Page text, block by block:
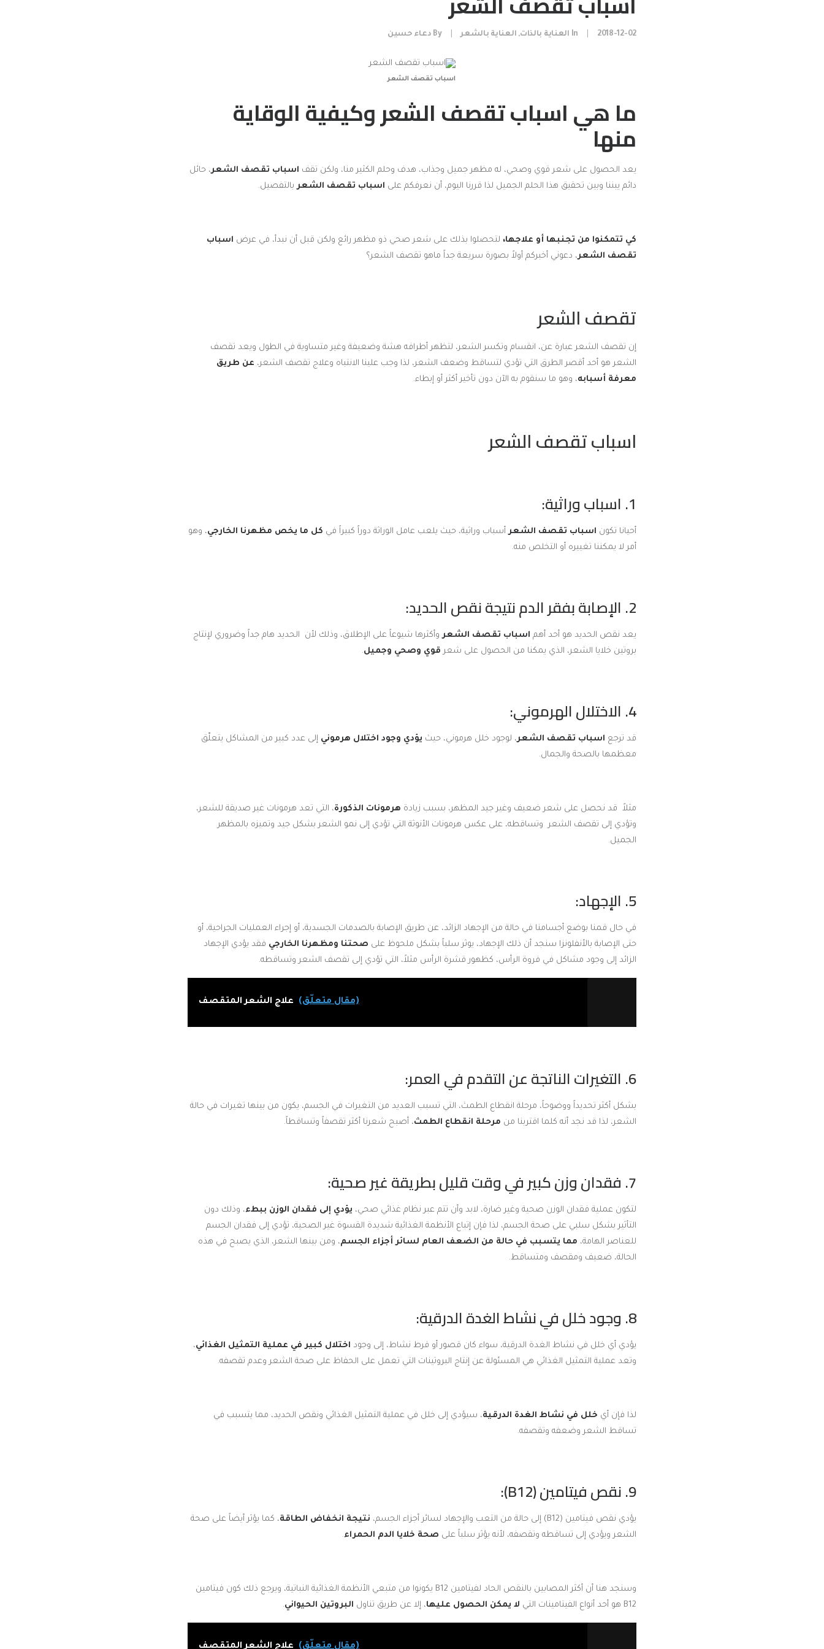
2018-12-02
In العناية بالذات, العناية بالشعر By دعاء حسين
اسباب تقصف الشعر
ما هي اسباب تقصف الشعر وكيفية الوقاية
منها
يعد الحصول على شعر قوي وصحي، له مظهر جميل وجذاب، هدف وحلم الكثير منا، ولكن تقف اسباب تقصف الشعر، حائل
دائم يبننا وبين تحقيق هذا الحلم الجميل لذا قررنا اليوم، أن نعرفكم على اسباب تقصف الشعربالتفصيل.
كي تتمكنوا من تجنبها أو علاجها، لتحصلوا بذلك على شعر صحي ذو مظهر رائع ولكن قبل أن نبدأ، في عرض اسباب
تقصف الشعر، دعوني أخبركم أولاً بصورة سريعة جداً ماهو تقصف الشعر؟
تقصف الشعر
إن تقصف الشعر عبارة عن، انقسام وتكسر الشعر، لتظهر أطرافه هشة وضعيفة وغير متساوية في الطول ويعد تقصف
الشعر هو أحد أقصر الطرق التي تؤدي لتساقط وضعف الشعر، لذا وجب علينا الانتباه وعلاج تقصف الشعر، عن طريق
معرفة أسبابه، وهو ما سنقوم به الآن دون تأخير أكثر أو إبطاء.
اسباب تقصف الشعر
1. اسباب وراثية:
أحيانا تكون اسباب تقصف الشعرأسباب وراثية، حيث يلعب عامل الوراثة دوراً كبيراً في كل ما يخص مظهرنا الخارجي، وهو
أمر لا يمكننا تغييره أو التخلص منه.
2. الإصابة بفقر الدم نتيجة نقص الحديد:
يعد نقص الحديد هو أحد أهم اسباب تقصف الشعروأكثرها شيوعاً على الإطلاق، وذلك لأن الحديد هام جداً وضروري لإنتاج
بروتين خلايا الشعر، الذي يمكنا من الحصول على شعر قوي وصحي وجميل.
4. الاختلال الهرموني:
قد ترجع اسباب تقصف الشعر، لوجود خلل هرموني، حيث يؤدي وجود اختلال هرموني إلى عدد كبير من المشاكل يتعلّق
معظمها بالصحة والجمال.
مثلاً قد نحصل على شعر ضعيف وغير جيد المظهر، بسبب زيادة هرمونات الذكورة، التي تعد هرمونات غير صديقة للشعر،
وتؤدي إلى تقصف الشعر وتساقطه، على عكس هرمونات الأنوثة التي تؤدي إلى نمو الشعر بشكل جيد وتميزه بالمظهر
الجميل.
5. الإجهاد:
في حال قمنا بوضع أجسامنا في حالة من الإجهاد الزائد، عن طريق الإصابة بالصدمات الجسدية، أو إجراء العمليات الجراحية، أو
حتى الإصابة بالأنفلونزا سنجد أن ذلك الإجهاد، يوثر سلباً بشكل ملحوظ على صحتنا ومظهرنا الخارجي فقد يؤدي الإجهاد
الزائد إلى وجود مشاكل في فروة الرأس، كظهور قشرة الرأس مثلاً، التي تؤدي إلى تقصف الشعر وتساقطه.
(مقال متعلّق) علاج الشعر المتقصف
6. التغيرات الناتجة عن التقدم في العمر:
بشكل أكثر تحديداً ووضوحاً، مرحلة انقطاع الطمث، التي تسبب العديد من التغيرات في الجسم، يكون من بينها تغيرات في حالة
الشعر، لذا قد نجد أنه كلما اقتربنا من مرحلة انقطاع الطمث، أصبح شعرنا أكثر تقصفاً وتساقطاً.
7. فقدان وزن كبير في وقت قليل بطريقة غير صحية:
لتكون عملية فقدان الوزن صحية وغير ضارة، لابد وأن تتم عبر نظام غذائي صحي، يؤدي إلى فقدان الوزن ببطء، وذلك دون
التأثير بشكل سلبي على صحة الجسم، لذا فإن إتباع الأنظمة الغذائية شديدة القسوة غير الصحية، تؤدي إلى فقدان الجسم
للعناصر الهامة، مما يتسبب في حالة من الضعف العام لسائر أجزاء الجسم، ومن بينها الشعر، الذي يصبح في هذه
الحالة، ضعيف ومقصف ومتساقط.
8. وجود خلل في نشاط الغدة الدرقية:
يؤدي أي خلل في نشاط الغدة الدرقية، سواء كان قصور أو فرط نشاط، إلى وجود اختلال كبير في عملية التمثيل الغذائي،
وتعد عملية التمثيل الغذائي هي المسئولة عن إنتاج البروتينات التي تعمل على الحفاظ على صحة الشعر وعدم تقصفه.
لذا فإن أي خلل في نشاط الغدة الدرقية، سيؤدي إلى خلل في عملية التمثيل الغذائي ونقص الحديد، مما يتسبب في
تساقط الشعر وضعفه وتقصفه.
9. نقص فيتامين (B12):
يؤدي نقص فيتامين (B12) إلى حالة من التعب والإجهاد لسائر أجزاء الجسم، نتيجة انخفاض الطاقة، كما يؤثر أيضاً على صحة
الشعر ويؤدي إلى تساقطه وتقصفه، لأنه يؤثر سلباً على صحة خلايا الدم الحمراء.
وسنجد هنا أن أكثر المصابين بالنقص الحاد لفيتامين B12 يكونوا من متبعي الأنظمة الغذائية النباتية، ويرجع ذلك كون فيتامين
B12 هو أحد أنواع الفيتامينات التي
لا يمكن الحصول عليها، إلا عن طريق تناول البروتين الحيواني.
(مقال متعلّق) علاج الشعر المتقصف